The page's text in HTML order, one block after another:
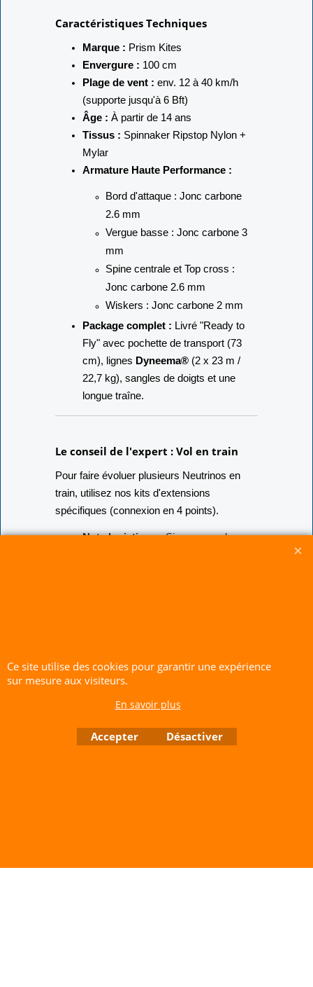
Caractéristiques Techniques
Marque : Prism Kites
Envergure : 100 cm
Plage de vent : env. 12 à 40 km/h
(supporte jusqu'à 6 Bft)
Âge : À partir de 14 ans
Tissus : Spinnaker Ripstop Nylon +
Mylar
Armature Haute Performance :
Bord d'attaque : Jonc carbone
2.6 mm
Vergue basse : Jonc carbone 3
mm
Spine centrale et Top cross :
Jonc carbone 2.6 mm
Wiskers : Jonc carbone 2 mm
Package complet : Livré "Ready to
Fly" avec pochette de transport (73
cm), lignes Dyneema®(2 x 23 m /
22,7 kg), sangles de doigts et une
longue traîne.
Le conseil de l'expert : Vol en train
Pour faire évoluer plusieurs Neutrinos en
train, utilisez nos kits d'extensions
spécifiques (connexion en 4 points).
Note logistique :Si vous couplez
d'origine.
CERF-VOLANT SERVICE 53 rue de Thubeauville 62650 Parenty. France
Site de Vente Par Correspondance.
Tél: 06 80 60 73 47 Mail: cerfvolantservice@gmail.com
Ce site utilise des cookies pour garantir une expérience
sur mesure aux visiteurs.
En savoir plus
Accepter Désactiver